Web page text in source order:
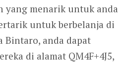
yang menarik untuk anda
untuk berbelanja di
Bintaro, anda dapat
di alamat QM4F+4J5,